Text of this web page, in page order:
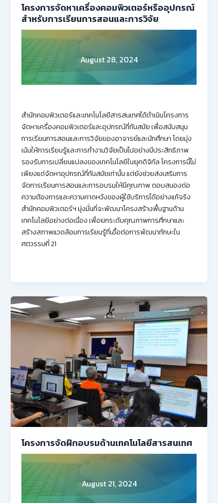
โครงการจัดหาเครื่องคอมพิวเตอร์หรืออุปกรณ์
สำหรับการเรียนการสอนและการวิจัย
August 28, 2024
สำนักคอมพิวเตอร์และเทคโนโลยีสารสนเทศได้ดำเนินโครงการ
จัดหาเครื่องคอมพิวเตอร์และอุปกรณ์ที่ทันสมัย เพื่อสนับสนุน
การเรียนการสอนและการวิจัยของอาจารย์และนักศึกษา โดยมุ่ง
เน้นให้การเรียนรู้และการทำงานวิจัยเป็นไปอย่างมีประสิทธิภาพ
รองรับการเปลี่ยนแปลงของเทคโนโลยีในยุคดิจิทัล โครงการนี้ไม่
เพียงแต่จัดหาอุปกรณ์ที่ทันสมัยเท่านั้น แต่ยังช่วยส่งเสริมการ
จัดการเรียนการสอนและการอบรมให้มีคุณภาพ ตอบสนองต่อ
ความต้องการและความคาดหวังของผู้ใช้บริการได้อย่างแท้จริง
สำนักคอมพิวเตอร์ฯ มุ่งมั่นที่จะพัฒนาโครงสร้างพื้นฐานด้าน
เทคโนโลยีอย่างต่อเนื่อง เพื่อยกระดับคุณภาพการศึกษาและ
สร้างสภาพแวดล้อมการเรียนรู้ที่เอื้อต่อการพัฒนาทักษะใน
ศตวรรษที่ 21
โครงการจัดฝึกอบรมด้านเทคโนโลยีสารสนเทศ
August 21, 2024